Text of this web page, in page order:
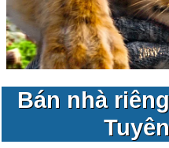
Bán nhà